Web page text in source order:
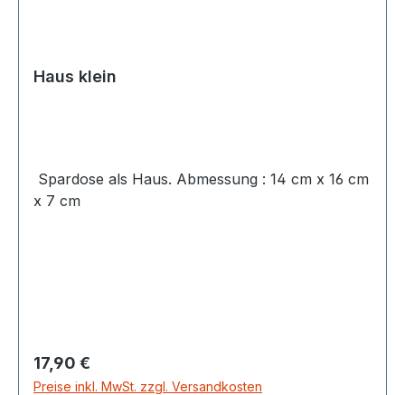
Haus klein
Spardose als Haus. Abmessung : 14 cm x 16 cm
x 7 cm
Regulärer Preis:
17,90 €
Preise inkl. MwSt. zzgl. Versandkosten